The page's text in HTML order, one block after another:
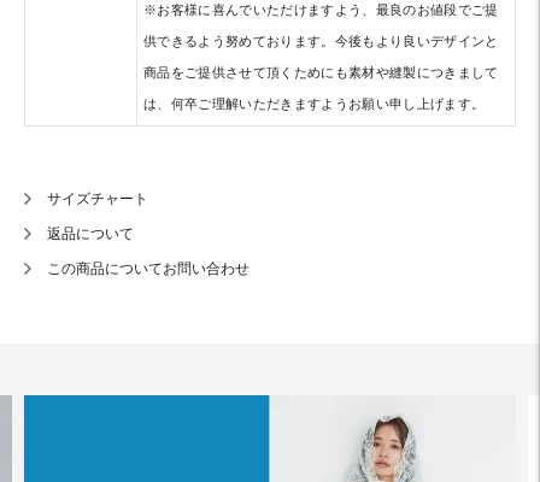
※お客様に喜んでいただけますよう、最良のお値段でご提
供できるよう努めております。今後もより良いデザインと
商品をご提供させて頂くためにも素材や縫製につきまして
は、何卒ご理解いただきますようお願い申し上げます。
サイズチャート
返品について
この商品についてお問い合わせ